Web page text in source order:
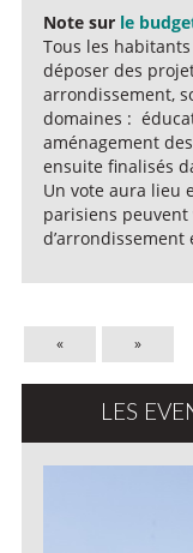
Note sur le
Tous les
déposer des
arrondissement,
domaines :
aménagement
ensuite finalisés
Un vote aura lieu
parisiens
« »
LES